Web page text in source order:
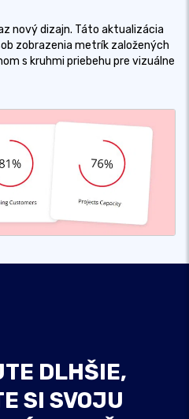
nový dizajn. Táto aktualizácia
zobrazenia metrík založených
s kruhmi priebehu pre vizuálne
DLHŠIE,
SI SVOJU